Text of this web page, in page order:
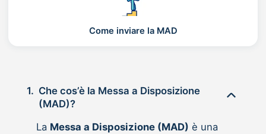
Come inviare la MAD
1. Che cos’è la Messa a Disposizione
(MAD)?
La Messa a Disposizione (MAD) è una